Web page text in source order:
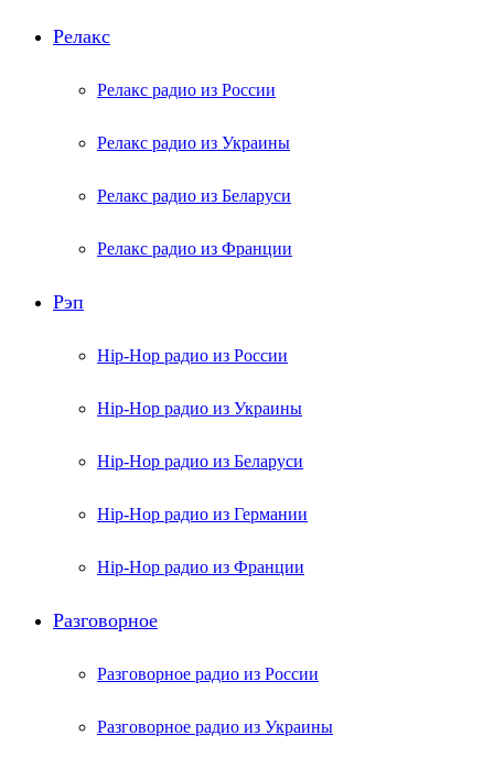
Релакс
Релакс радио из России
Релакс радио из Украины
Релакс радио из Беларуси
Релакс радио из Франции
Рэп
Hip-Hop радио из России
Hip-Hop радио из Украины
Hip-Hop радио из Беларуси
Hip-Hop радио из Германии
Hip-Hop радио из Франции
Разговорное
Разговорное радио из России
Разговорное радио из Украины